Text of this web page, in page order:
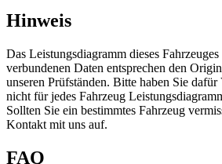
Hinweis
Das Leistungsdiagramm dieses
verbundenen Daten entsprechen den
unseren Prüfständen. Bitte haben Sie dafür
nicht für jedes Fahrzeug
Sollten Sie ein bestimmtes Fahrzeug
Kontakt mit uns auf.
FAQ